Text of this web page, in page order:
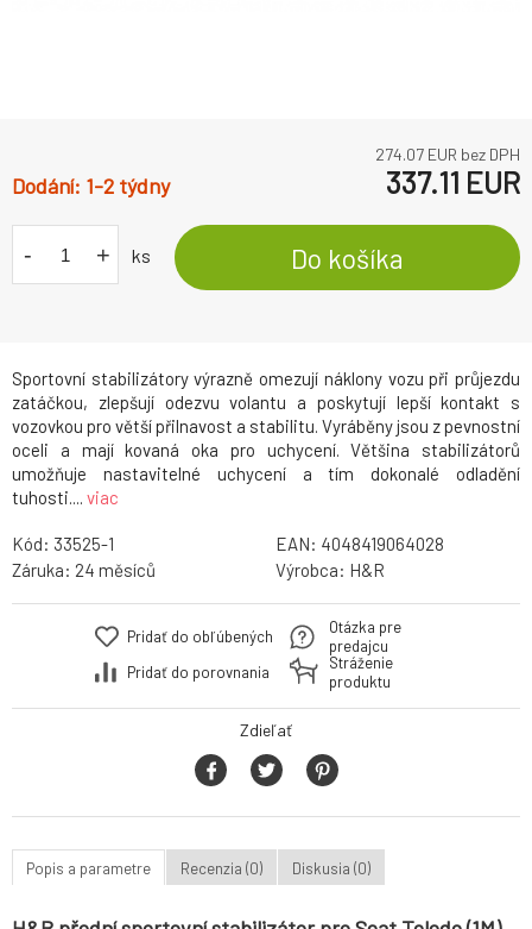
Sportovní stabilizátory výrazně omezují náklony vozu při průjezdu
zatáčkou, zlepšují odezvu volantu a poskytují lepší kontakt s
vozovkou pro větší přilnavost a stabilitu. Vyráběny jsou z pevnostní
oceli a mají kovaná oka pro uchycení. Většina stabilizátorů
umožňuje nastavitelné uchycení a tím dokonalé odladění
tuhosti.... viac
274.07 EUR bez DPH
1-2 týdny 337.11 EUR
- + ks Do košíka
Kód: 33525-1 EAN: 4048419064028
Záruka: 24 Výrobca: H&R
Pridať do obľúbených
Pridať do porovnania
Otázka pre
predajcu
Stráženie
produktu
Zdieľať
Popis a parametre Recenzia (0) Diskusia (0)